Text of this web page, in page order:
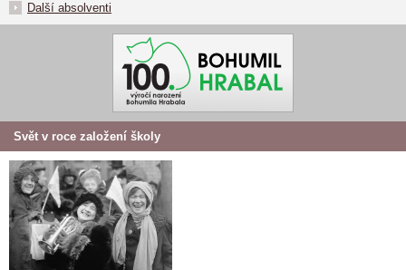
Další absolventi
Svět v roce založení školy